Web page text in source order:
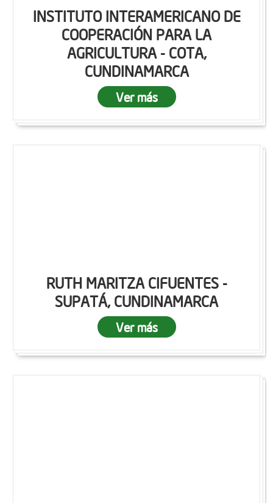
INSTITUTO INTERAMERICANO DE
COOPERACIÓN PARA LA
AGRICULTURA - COTA,
CUNDINAMARCA
Ver más
RUTH MARITZA CIFUENTES -
SUPATÁ, CUNDINAMARCA
Ver más